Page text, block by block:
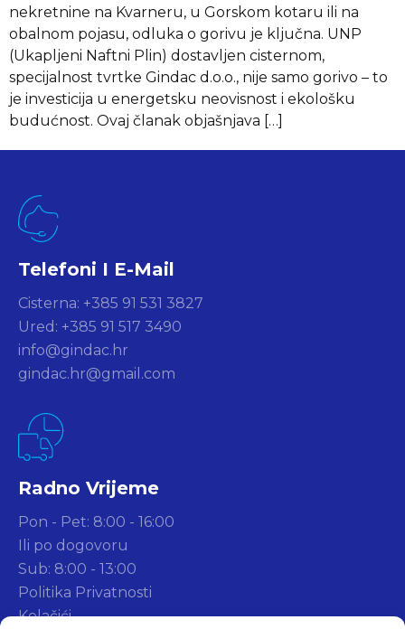
nekretnine na Kvarneru, u Gorskom kotaru ili na
obalnom pojasu, odluka o gorivu je ključna. UNP
(Ukapljeni Naftni Plin) dostavljen cisternom,
specijalnost tvrtke Gindac d.o.o., nije samo gorivo – to
je investicija u energetsku neovisnost i ekološku
budućnost. Ovaj članak objašnjava […]
Telefoni I E-Mail
Cisterna: +385 91 531 3827
Ured: +385 91 517 3490
info@gindac.hr
gindac.hr@gmail.com
Radno Vrijeme
Pon - Pet: 8:00 - 16:00
Ili po dogovoru
Sub: 8:00 - 13:00
Politika Privatnosti
Kolačići